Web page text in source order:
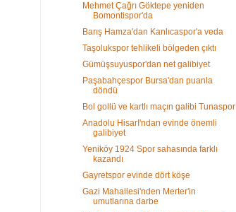
Mehmet Çağrı Göktepe yeniden
Bomontispor'da
Barış Hamza'dan Kanlıcaspor'a veda
Taşolukspor tehlikeli bölgeden çıktı
Gümüşsuyuspor'dan net galibiyet
Paşabahçespor Bursa'dan puanla
döndü
Bol gollü ve kartlı maçın galibi Tunaspor
Anadolu HisarI'ndan evinde önemli
galibiyet
Yeniköy 1924 Spor sahasında farklı
kazandı
Gayretspor evinde dört köşe
Gazi Mahallesi'nden Merter'in
umutlarına darbe